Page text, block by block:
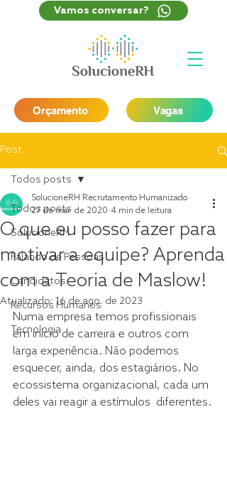
Orçamento Vagas
Vamos conversar?
Post
Todos posts
SolucioneRH
Falando de Pessoas
Candidatos
Recursos Humanos
Tecnologia
Todos posts
O que eu posso fazer para
motivar a equipe? Aprenda
com a Teoria de Maslow!
SolucioneRH Recrutamento Humanizado
27 de mar. de 2020 4 min de leitura
Atualizado:16 de ago. de 2023
Numa empresa temos profissionais
em início de carreira e outros com
larga experiência. Não podemos
esquecer, ainda, dos estagiários. No
ecossistema organizacional, cada um
deles vai reagir a estímulos  diferentes.